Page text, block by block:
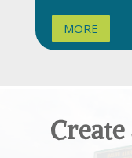
MORE